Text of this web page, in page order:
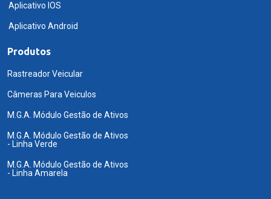
Aplicativo IOS
Aplicativo Android
Produtos
Rastreador Veicular
Câmeras Para Veiculos
M.G.A. Módulo Gestão de Ativos
M.G.A. Módulo Gestão de Ativos
- Linha Verde
M.G.A. Módulo Gestão de Ativos
- Linha Amarela